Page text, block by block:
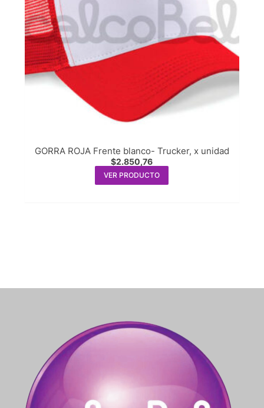
GORRA ROJA Frente blanco- Trucker, x unidad
$2.850,76
VER PRODUCTO